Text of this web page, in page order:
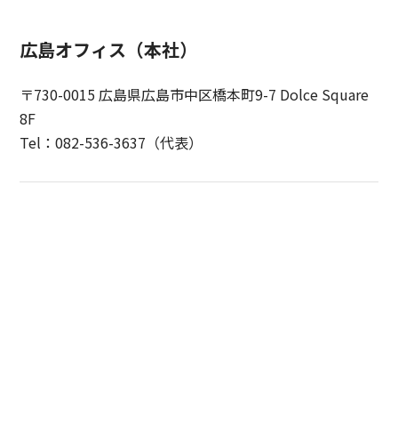
広島オフィス（本社）
〒730-0015 広島県広島市中区橋本町9-7 Dolce Square
8F
Tel：082-536-3637（代表）